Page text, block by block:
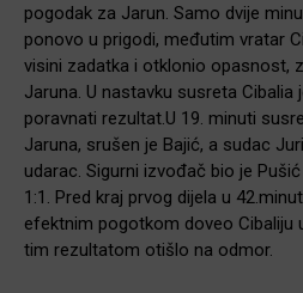
pogodak za Jarun. Samo dvije
ponovo u prigodi, međutim vratar
visini zadatka i otklonio opasnost,
Jaruna. U nastavku susreta Cibalia
poravnati rezultat.U 19. minuti
Jaruna, srušen je Bajić, a sudac
udarac. Sigurni izvođač bio je
1:1. Pred kraj prvog dijela u
efektnim pogotkom doveo Cibaliju
tim rezultatom otišlo na odmor.